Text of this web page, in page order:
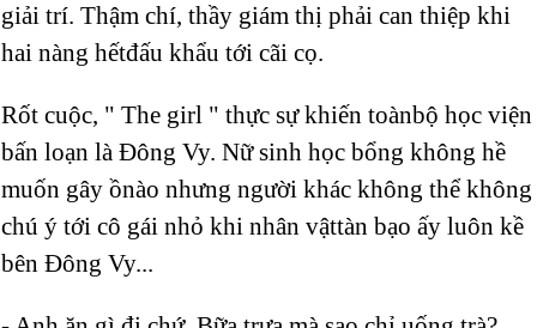
giải trí. Thậm chí, thầy giám thị phải can thiệp khi
hai nàng hếtđấu khẩu tới cãi cọ.
Rốt cuộc, " The girl " thực sự khiến toànbộ học viện
bấn loạn là Đông Vy. Nữ sinh học bổng không hề
muốn gây ồnào nhưng người khác không thể không
chú ý tới cô gái nhỏ khi nhân vậttàn bạo ấy luôn kề
bên Đông Vy...